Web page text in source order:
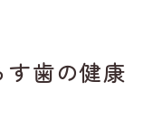
歯の健康